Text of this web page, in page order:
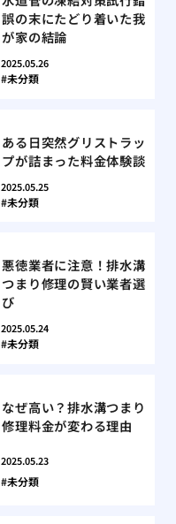
誤の末にたどり着いた我
が家の結論
2025.05.26
未分類
ある日突然グリストラッ
プが詰まった料金体験談
2025.05.25
未分類
悪徳業者に注意！排水溝
つまり修理の賢い業者選
び
2025.05.24
未分類
なぜ高い？排水溝つまり
修理料金が変わる理由
2025.05.23
未分類